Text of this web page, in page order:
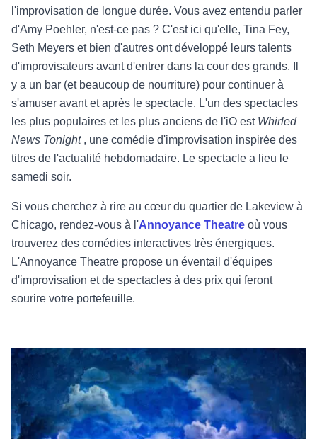
l'improvisation de longue durée. Vous avez entendu parler
d'Amy Poehler, n'est-ce pas ? C'est ici qu'elle, Tina Fey,
Seth Meyers et bien d'autres ont développé leurs talents
d'improvisateurs avant d'entrer dans la cour des grands. Il
y a un bar (et beaucoup de nourriture) pour continuer à
s'amuser avant et après le spectacle. L'un des spectacles
les plus populaires et les plus anciens de l'iO est Whirled
News Tonight , une comédie d'improvisation inspirée des
titres de l'actualité hebdomadaire. Le spectacle a lieu le
samedi soir.
Si vous cherchez à rire au cœur du quartier de Lakeview à
Chicago, rendez-vous à l'Annoyance Theatre où vous
trouverez des comédies interactives très énergiques.
L'Annoyance Theatre propose un éventail d'équipes
d'improvisation et de spectacles à des prix qui feront
sourire votre portefeuille.